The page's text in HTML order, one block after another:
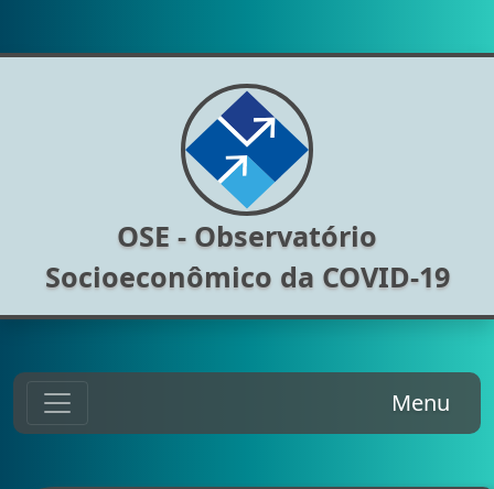
OSE - Observatório
Socioeconômico da COVID-19
Menu